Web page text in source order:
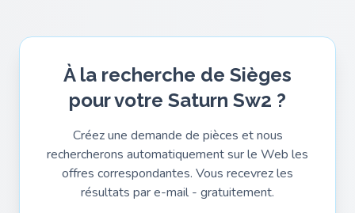
À la recherche de Sièges
pour votre Saturn Sw2 ?
Créez une demande de pièces et nous
rechercherons automatiquement sur le Web les
offres correspondantes. Vous recevrez les
résultats par e-mail - gratuitement.